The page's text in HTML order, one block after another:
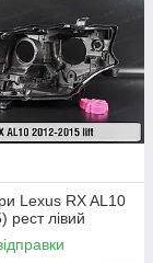
Lexus RX AL10
рест лівий